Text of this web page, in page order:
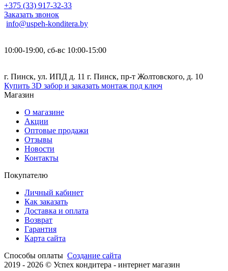
+375 (33) 917-32-33
Заказать звонок
info@uspeh-konditera.by
10:00-19:00, сб-вс 10:00-15:00
г. Пинск, ул. ИПД д. 11 г. Пинск, пр-т Жолтовского, д. 10
Купить 3D забор и заказать монтаж под ключ
Магазин
О магазине
Акции
Оптовые продажи
Отзывы
Новости
Контакты
Покупателю
Личный кабинет
Как заказать
Доставка и оплата
Возврат
Гарантия
Карта сайта
Способы оплаты Создание сайта
2019 - 2026 © Успех кондитера - интернет магазин